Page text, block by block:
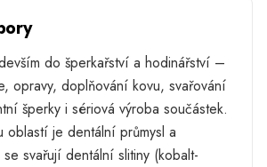
do šperkařství a hodinářství –
opravy, doplňování kovu, svařování
šperky i sériová výroba součástek.
oblastí je dentální průmysl a
svařují dentální slitiny (kobalt-